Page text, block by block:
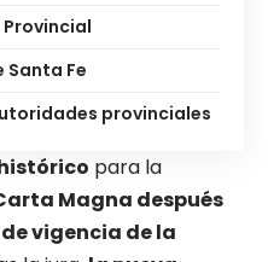
Santa Fe
provinciales
para la
Magna después
vigencia de la